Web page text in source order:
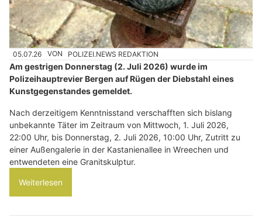
05.07.26 VON POLIZEI.NEWS REDAKTION
Am gestrigen Donnerstag (2. Juli 2026) wurde im
Polizeihauptrevier Bergen auf Rügen der Diebstahl eines
Kunstgegenstandes gemeldet.
Nach derzeitigem Kenntnisstand verschafften sich bislang
unbekannte Täter im Zeitraum von Mittwoch, 1. Juli 2026,
22:00 Uhr, bis Donnerstag, 2. Juli 2026, 10:00 Uhr, Zutritt zu
einer Außengalerie in der Kastanienallee in Wreechen und
entwendeten eine Granitskulptur.
Weiterlesen